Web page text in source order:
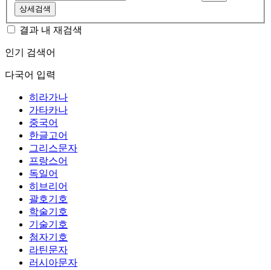
상세검색
결과 내 재검색
인기 검색어
다국어 입력
히라가나
가타카나
중국어
한글고어
그리스문자
프랑스어
독일어
히브리어
괄호기호
학술기호
기술기호
첨자기호
라틴문자
러시아문자